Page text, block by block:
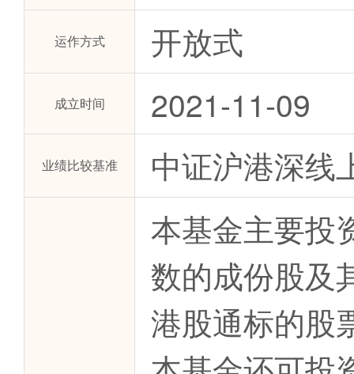
运作方式 开放式
成立时间 2021-11-09
业绩比较基准
中证沪港深线
本基金主要投
数的成份股及
港股通标的股